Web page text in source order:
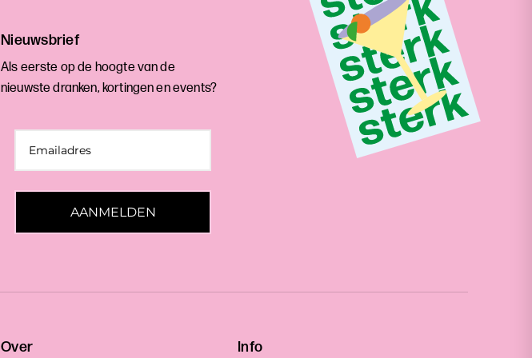
Nieuwsbrief
Als eerste op de hoogte van de
nieuwste dranken, kortingen en events?
AANMELDEN
Over Info